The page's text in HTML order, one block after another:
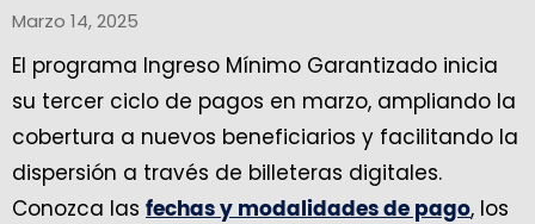
Marzo 14, 2025
El programa Ingreso Mínimo Garantizado inicia
su tercer ciclo de pagos en marzo, ampliando la
cobertura a nuevos beneficiarios y facilitando la
dispersión a través de billeteras digitales.
Conozca las fechas y modalidades de pago, los